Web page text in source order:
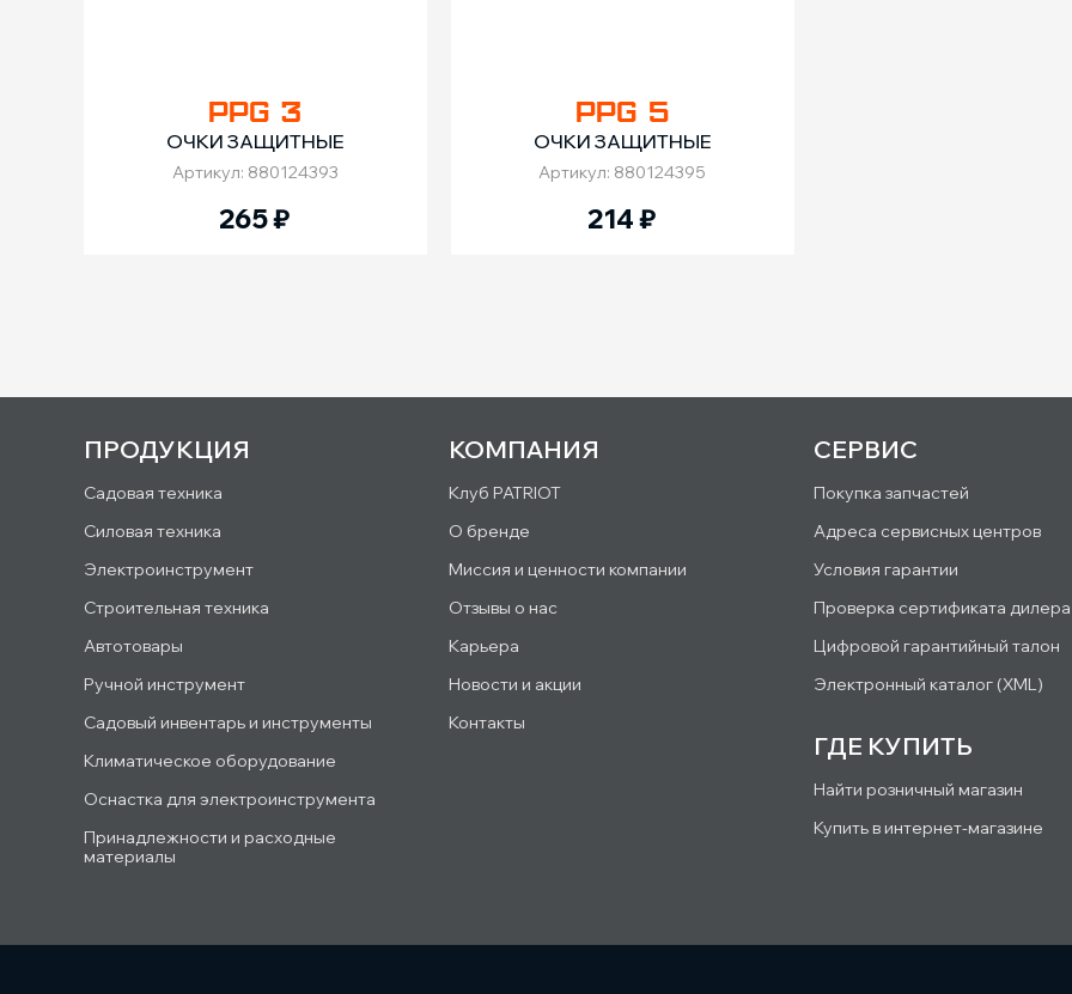
PPG 3
ОЧКИ ЗАЩИТНЫЕ
Артикул: 880124393
265₽
PPG 5
ОЧКИ ЗАЩИТНЫЕ
Артикул: 880124395
214₽
ПРОДУКЦИЯ
Садовая техника
Силовая техника
Электроинструмент
Строительная техника
Автотовары
Ручной инструмент
Садовый инвентарь и инструменты
Климатическое оборудование
Оснастка для электроинструмента
Принадлежности и расходные
материалы
КОМПАНИЯ
Клуб PATRIOT
О бренде
Миссия и ценности компании
Отзывы о нас
Карьера
Новости и акции
Контакты
СЕРВИС
Покупка запчастей
Адреса сервисных центров
Условия гарантии
Проверка сертификата дилера
Цифровой гарантийный талон
Электронный каталог (XML)
ГДЕ КУПИТЬ
Найти розничный магазин
Купить в интернет-магазине